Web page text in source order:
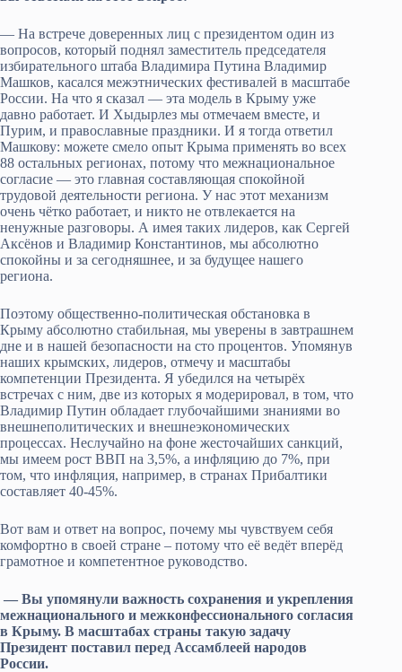
— На встрече доверенных лиц с президентом один из
вопросов, который поднял заместитель председателя
избирательного штаба Владимира Путина Владимир
Машков, касался межэтнических фестивалей в масштабе
России. На что я сказал — эта модель в Крыму уже
давно работает. И Хыдырлез мы отмечаем вместе, и
Пурим, и православные праздники. И я тогда ответил
Машкову: можете смело опыт Крыма применять во всех
88 остальных регионах, потому что межнациональное
согласие — это главная составляющая спокойной
трудовой деятельности региона. У нас этот механизм
очень чётко работает, и никто не отвлекается на
ненужные разговоры. А имея таких лидеров, как Сергей
Аксёнов и Владимир Константинов, мы абсолютно
спокойны и за сегодняшнее, и за будущее нашего
региона.
Поэтому общественно-политическая обстановка в
Крыму абсолютно стабильная, мы уверены в завтрашнем
дне и в нашей безопасности на сто процентов. Упомянув
наших крымских, лидеров, отмечу и масштабы
компетенции Президента. Я убедился на четырёх
встречах с ним, две из которых я модерировал, в том, что
Владимир Путин обладает глубочайшими знаниями во
внешнеполитических и внешнеэкономических
процессах. Неслучайно на фоне жесточайших санкций,
мы имеем рост ВВП на 3,5%, а инфляцию до 7%, при
том, что инфляция, например, в странах Прибалтики
составляет 40-45%.
Вот вам и ответ на вопрос, почему мы чувствуем себя
комфортно в своей стране – потому что её ведёт вперёд
грамотное и компетентное руководство.
— Вы упомянули важность сохранения и укрепления
межнационального и межконфессионального согласия
в Крыму. В масштабах страны такую задачу
Президент поставил перед Ассамблеей народов
России.